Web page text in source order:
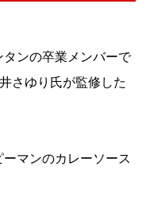
ンの卒業メンバーで
さゆり氏が監修した
マンのカレーソース